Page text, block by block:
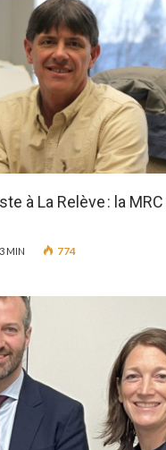
à La Relève : la MRC
MIN 774